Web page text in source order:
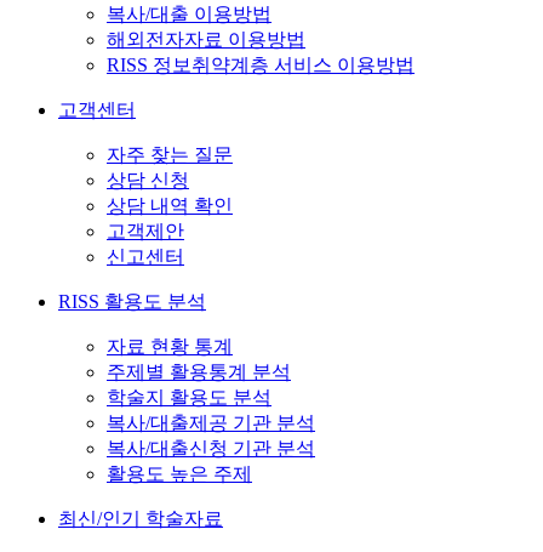
복사/대출 이용방법
해외전자자료 이용방법
RISS 정보취약계층 서비스 이용방법
고객센터
자주 찾는 질문
상담 신청
상담 내역 확인
고객제안
신고센터
RISS 활용도 분석
자료 현황 통계
주제별 활용통계 분석
학술지 활용도 분석
복사/대출제공 기관 분석
복사/대출신청 기관 분석
활용도 높은 주제
최신/인기 학술자료